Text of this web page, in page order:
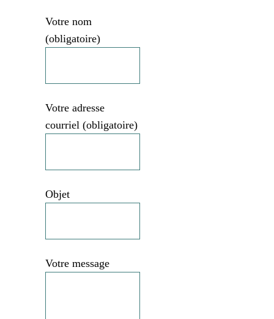
Votre nom
(obligatoire)
Votre adresse
courriel (obligatoire)
Objet
Votre message